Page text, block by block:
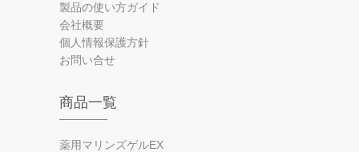
製品の使い方ガイド
会社概要
個人情報保護方針
お問い合せ
商品一覧
薬用マリンズゲルEX